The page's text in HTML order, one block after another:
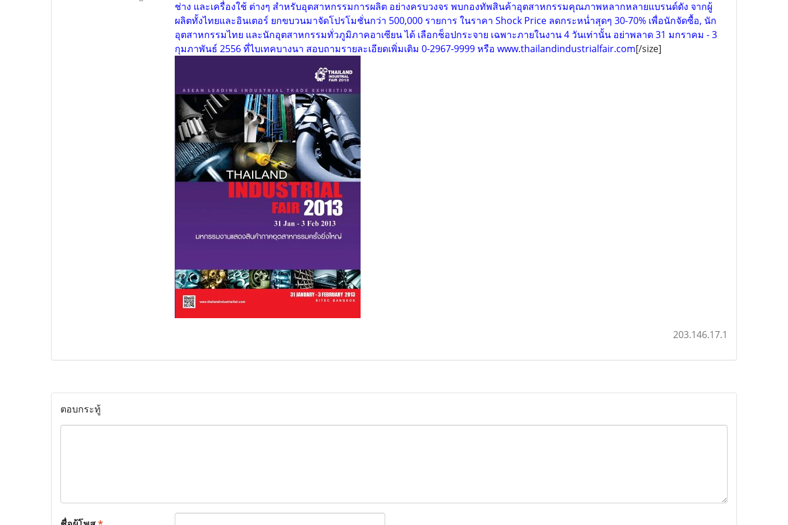
ช่าง และเครื่องใช้ ต่างๆ สำหรับอุตสาหกรรมการผลิต อย่างครบวงจร พบกองทัพสินค้าอุตสาหกรรมคุณภาพหลากหลายแบรนด์ดัง จากผู้
ผลิตทั้งไทยและอินเตอร์ ยกขบวนมาจัดโปรโมชั่นกว่า 500,000 รายการ ในราคา Shock Price ลดกระหน่ำสุดๆ 30-70% เพื่อนักจัดซื้อ, นัก
อุตสาหกรรมไทย และนักอุตสาหกรรมทั่วภูมิภาคอาเซียน ได้ เลือกช็อปกระจาย เฉพาะภายในงาน 4 วันเท่านั้น อย่าพลาด 31 มกราคม - 3
กุมภาพันธ์ 2556 ที่ไบเทคบางนา สอบถามรายละเอียดเพิ่มเติม 0-2967-9999 หรือ www.thailandindustrialfair.com[/size]
203.146.17.1
ตอบกระทู้